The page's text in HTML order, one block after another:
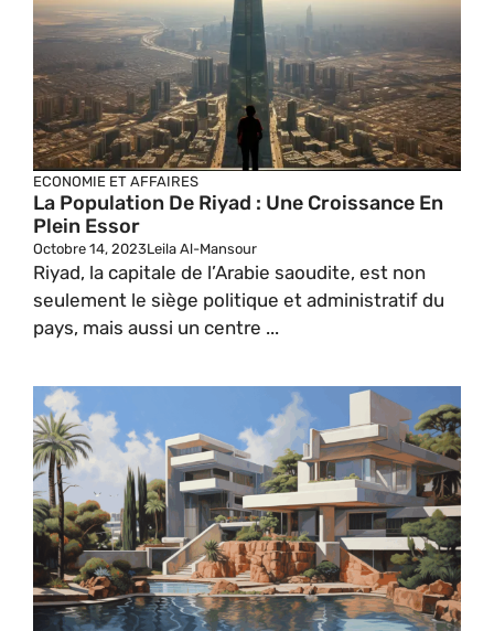
ECONOMIE ET AFFAIRES
La Population De Riyad : Une Croissance En
Plein Essor
Octobre 14, 2023Leila Al-Mansour
Riyad, la capitale de l’Arabie saoudite, est non
seulement le siège politique et administratif du
pays, mais aussi un centre ...